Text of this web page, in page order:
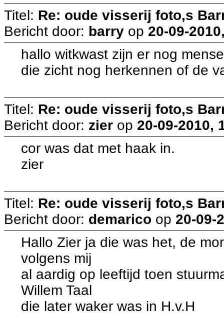
Titel: Re: oude visserij foto,s
Bericht door: barry op 20-09-
hallo witkwast zijn er nog
die zicht nog herkennen of de
Titel: Re: oude visserij foto,s
Bericht door: zier op 20-09-2010,
cor was dat met haak in.
zier
Titel: Re: oude visserij foto,s
Bericht door: demarico op 20-09-
Hallo Zier ja die was het, de
volgens mij
al aardig op leeftijd toen
Willem Taal
die later waker was in H.v.H